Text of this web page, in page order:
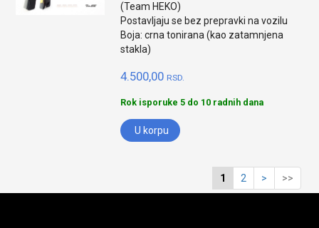
(Team HEKO)
Postavljaju se bez prepravki na vozilu
Boja: crna tonirana (kao zatamnjena
stakla)
4.500,00 RSD.
Rok isporuke 5 do 10 radnih dana
U korpu
1 2 > >>